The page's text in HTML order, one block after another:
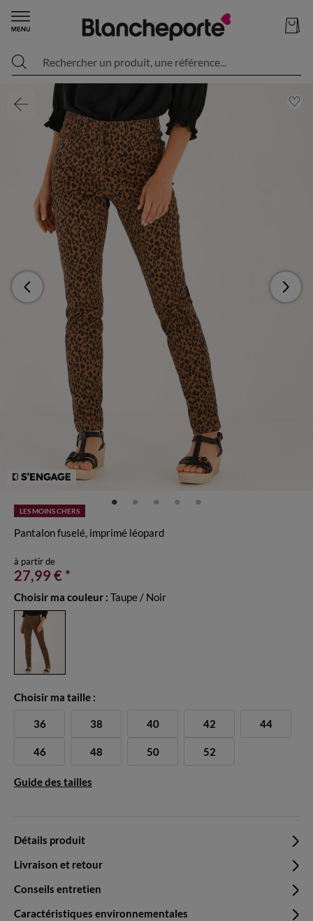
Rechercher un produit, une référence...
LES MOINS CHERS
Pantalon fuselé, imprimé léopard
à partir de
27,99 € *
Choisir ma couleur : Taupe / Noir
Choisir ma taille :
36 38 40 42 44
46 48 50 52
Guide des tailles
Détails produit
Livraison et retour
Conseils entretien
Caractéristiques environnementales